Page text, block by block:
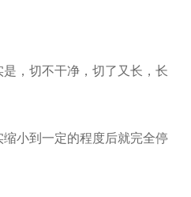
，切不干净，切了又长，长
小到一定的程度后就完全停